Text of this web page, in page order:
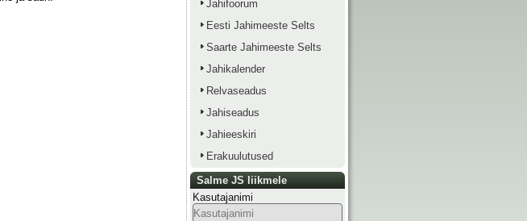
Jahifoorum
Eesti Jahimeeste Selts
Saarte Jahimeeste Selts
Jahikalender
Relvaseadus
Jahiseadus
Jahieeskiri
Erakuulutused
Salme JS liikmele
Kasutajanimi